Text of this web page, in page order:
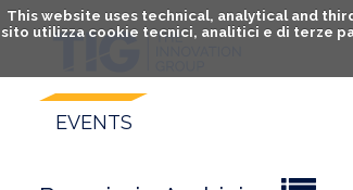
This website uses technical, analytical and
sito utilizza cookie tecnici, analitici e di terze
EVENTS